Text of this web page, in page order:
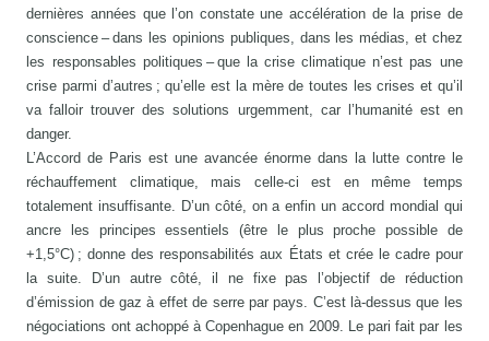
dernières années que l’on constate une accélération de la prise de
conscience – dans les opinions publiques, dans les médias, et chez
les responsables politiques – que la crise climatique n’est pas une
crise parmi d’autres ; qu’elle est la mère de toutes les crises et qu’il
va falloir trouver des solutions urgemment, car l’humanité est en
danger.
L’Accord de Paris est une avancée énorme dans la lutte contre le
réchauffement climatique, mais celle-ci est en même temps
totalement insuffisante. D’un côté, on a enfin un accord mondial qui
ancre les principes essentiels (être le plus proche possible de
+1,5°C) ; donne des responsabilités aux États et crée le cadre pour
la suite. D’un autre côté, il ne fixe pas l’objectif de réduction
d’émission de gaz à effet de serre par pays. C’est là-dessus que les
négociations ont achoppé à Copenhague en 2009. Le pari fait par les